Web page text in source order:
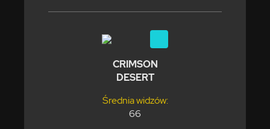
CRIMSON
DESERT
Średnia widzów:
66